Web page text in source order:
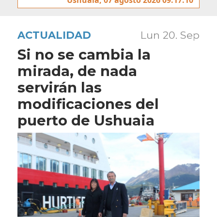
ACTUALIDAD Lun 20. Sep
Si no se cambia la
mirada, de nada
servirán las
modificaciones del
puerto de Ushuaia